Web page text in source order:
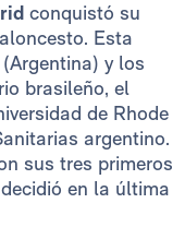
conquistó su
Esta
y los
brasileño, el
de Rhode
argentino.
sus tres primeros
en la última